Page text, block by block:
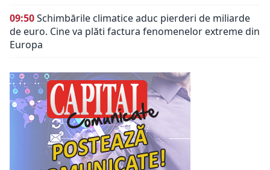
09:50Schimbările climatice aduc pierderi de miliarde
de euro. Cine va plăti factura fenomenelor extreme din
Europa